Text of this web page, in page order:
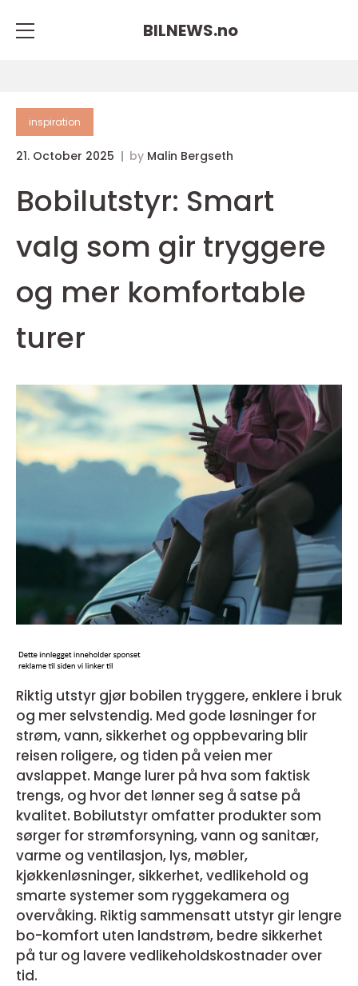
BILNEWS.no
inspiration
21. October 2025 by Malin Bergseth
Bobilutstyr: Smart
valg som gir tryggere
og mer komfortable
turer
Riktig utstyr gjør bobilen tryggere, enklere i bruk
og mer selvstendig. Med gode løsninger for
strøm, vann, sikkerhet og oppbevaring blir
reisen roligere, og tiden på veien mer
avslappet. Mange lurer på hva som faktisk
trengs, og hvor det lønner seg å satse på
kvalitet. Bobilutstyr omfatter produkter som
sørger for strømforsyning, vann og sanitær,
varme og ventilasjon, lys, møbler,
kjøkkenløsninger, sikkerhet, vedlikehold og
smarte systemer som ryggekamera og
overvåking. Riktig sammensatt utstyr gir lengre
bo-komfort uten landstrøm, bedre sikkerhet
på tur og lavere vedlikeholdskostnader over
tid.